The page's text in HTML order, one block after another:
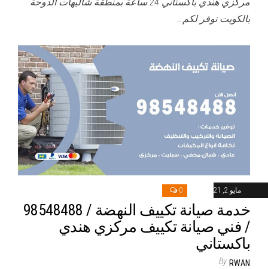
بالكويت نوفر لكم…
مايو 2, 2021 0
خدمة صيانة تكييف النهضة / 98548488
/ فني صيانة تكييف مركزي هندي
باكستاني
By RWAN